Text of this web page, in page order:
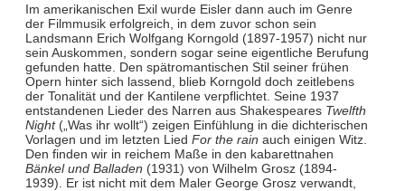
Im amerikanischen Exil wurde Eisler dann auch im Genre
der Filmmusik erfolgreich, in dem zuvor schon sein
Landsmann Erich Wolfgang Korngold (1897-1957) nicht nur
sein Auskommen, sondern sogar seine eigentliche Berufung
gefunden hatte. Den spätromantischen Stil seiner frühen
Opern hinter sich lassend, blieb Korngold doch zeitlebens
der Tonalität und der Kantilene verpflichtet. Seine 1937
entstandenen Lieder des Narren aus ShakespearesTwelfth
Night(„Was ihr wollt“) zeigen Einfühlung in die dichterischen
Vorlagen und im letzten Lied For the rain auch einigen Witz.
Den finden wir in reichem Maße in den kabarettnahen
Bänkel und Balladen (1931) von Wilhelm Grosz (1894-
1939). Er ist nicht mit dem Maler George Grosz verwandt,